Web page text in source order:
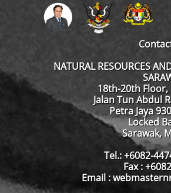
NATURAL RESOURCES
18th-20th
Jalan Tun Abdul
Petra Jaya
Locked
Sarawak,
Tel.: +6082-
Fax :
Email :